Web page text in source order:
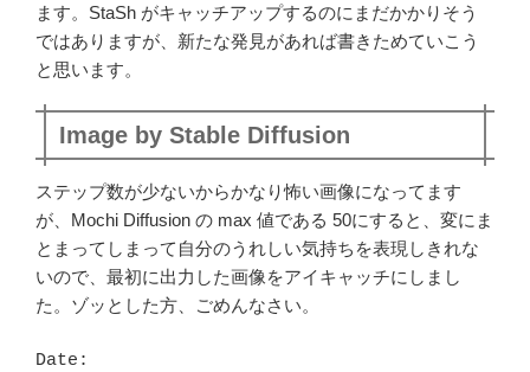
ます。StaSh がキャッチアップするのにまだかかりそう
ではありますが、新たな発見があれば書きためていこう
と思います。
Image by Stable Diffusion
ステップ数が少ないからかなり怖い画像になってます
が、Mochi Diffusion の max 値である 50にすると、変にま
とまってしまって自分のうれしい気持ちを表現しきれな
いので、最初に出力した画像をアイキャッチにしまし
た。ゾッとした方、ごめんなさい。
Date: